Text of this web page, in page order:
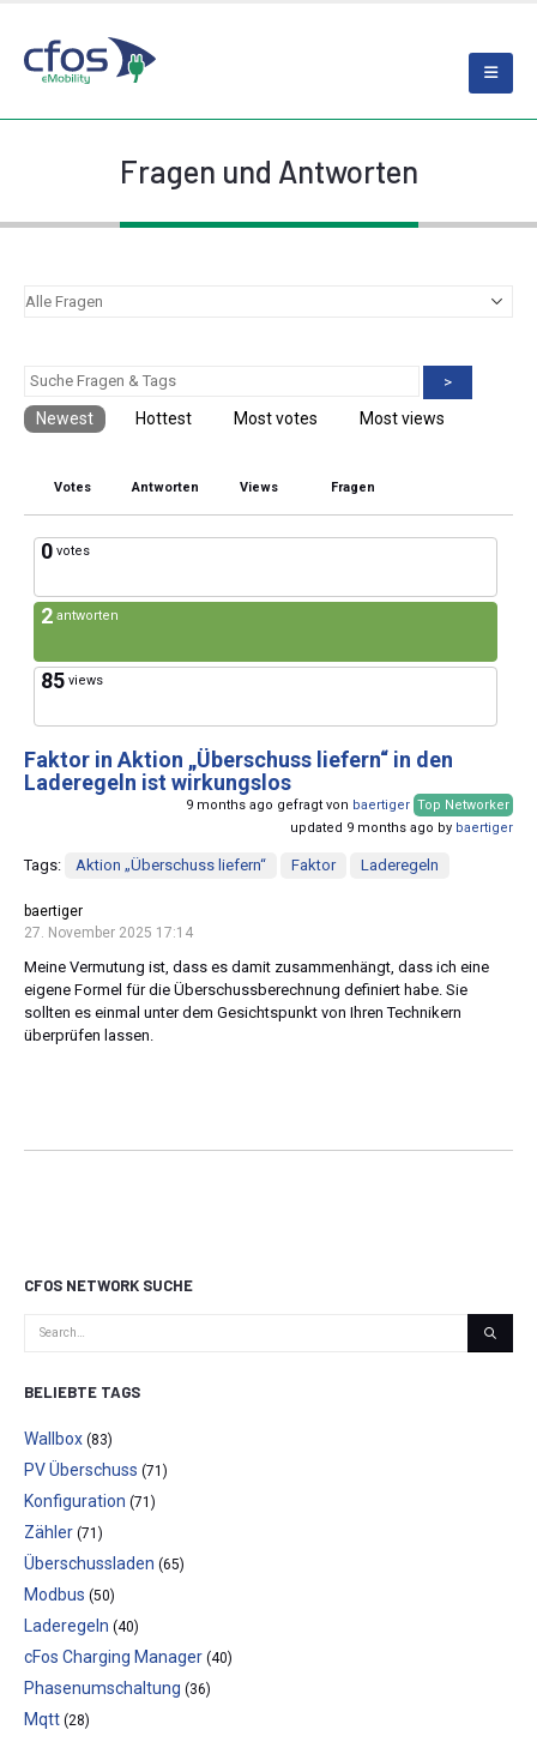
Fragen und Antworten
>
Newest Hottest Most votes Most views
Votes Antworten Views Fragen
0 votes
2 antworten
85 views
Faktor in Aktion „Überschuss liefern“ in den
Laderegeln ist wirkungslos
9 months ago gefragt von baertiger Top Networker
updated 9 months ago by baertiger
Tags: Aktion „Überschuss liefern“ Faktor Laderegeln
baertiger
27. November 2025 17:14
Meine Vermutung ist, dass es damit zusammenhängt, dass ich eine
eigene Formel für die Überschussberechnung definiert habe. Sie
sollten es einmal unter dem Gesichtspunkt von Ihren Technikern
überprüfen lassen.
CFOS NETWORK SUCHE
BELIEBTE TAGS
Wallbox (83)
PV Überschuss (71)
Konfiguration (71)
Zähler (71)
Überschussladen (65)
Modbus (50)
Laderegeln (40)
cFos Charging Manager (40)
Phasenumschaltung (36)
Mqtt (28)